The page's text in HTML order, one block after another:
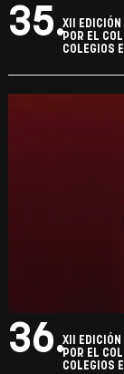
35.XII
POR EL
COLEGIOS
36.XII
POR EL
COLEGIOS